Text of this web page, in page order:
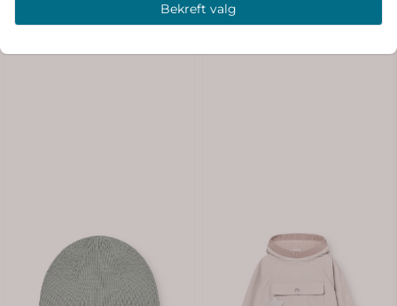
-30% -30%
Bekreft valg